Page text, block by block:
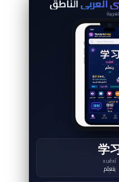
العربيالناطق
学
xuéxí
يتعلم
↻